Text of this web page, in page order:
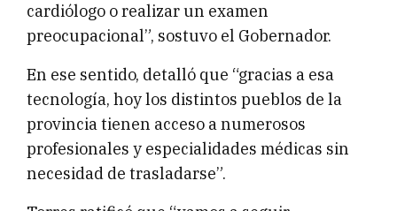
cardiólogo o realizar un examen
preocupacional”, sostuvo el Gobernador.
En ese sentido, detalló que “gracias a esa
tecnología, hoy los distintos pueblos de la
provincia tienen acceso a numerosos
profesionales y especialidades médicas sin
necesidad de trasladarse”.